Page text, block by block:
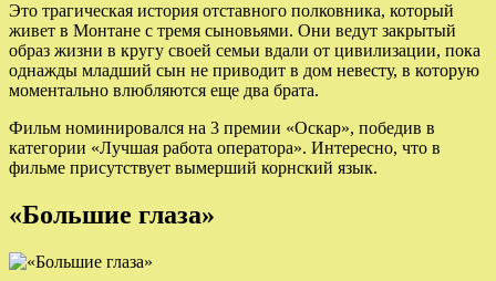
Это трагическая история отставного полковника, который
живет в Монтане с тремя сыновьями. Они ведут закрытый
образ жизни в кругу своей семьи вдали от цивилизации, пока
однажды младший сын не приводит в дом невесту, в которую
моментально влюбляются еще два брата.
Фильм номинировался на 3 премии «Оскар», победив в
категории «Лучшая работа оператора». Интересно, что в
фильме присутствует вымерший корнский язык.
«Большие глаза»